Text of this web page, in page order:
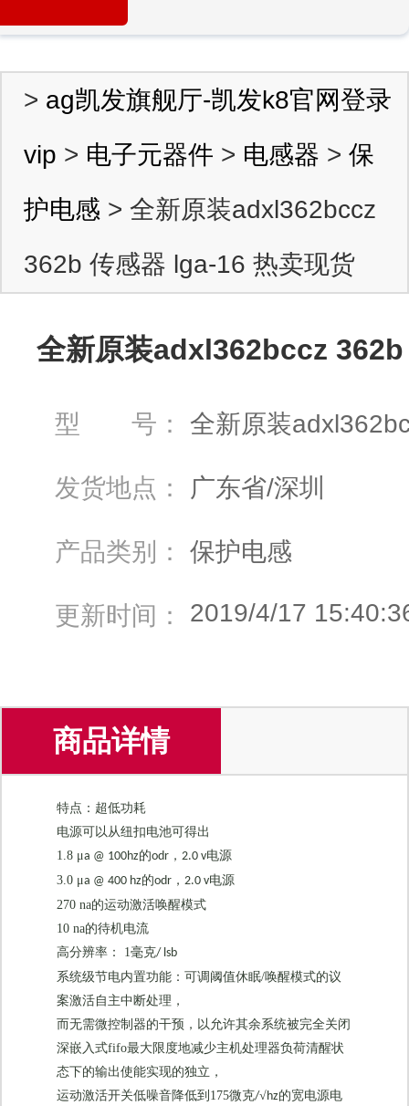
> ag凯发旗舰厅-凯发k8官网登录
vip > 电子元器件 > 电感器 > 保
护电感 > 全新原装adxl362bccz
362b 传感器 lga-16 热卖现货
全新原装adxl362bccz
型 号： 全新原装
发货地点： 广东省/深圳
产品类别： 保护电感
更新时间： 2019/4/17
商品详情
特点：超低功耗
电源可以从纽扣电池可得出
1.8 μa @ 100hz的odr ， 2.0 v电源
3.0 μa @ 400 hz的odr ， 2.0 v电源
270 na的运动激活唤醒模式
10 na的待机电流
高分辨率：
1毫克/ lsb
系统级节电内置功能：可调阈值休眠/唤醒模式的议
案激活自主中断处理，
而无需微控制器的干预，以允许其余系统被完全关闭
深嵌入式fifo最大限度地减少主机处理器负荷清醒状
态下的输出使能实现的独立，
运动激活开关低噪音降低到 175微克/√hz的宽电源电